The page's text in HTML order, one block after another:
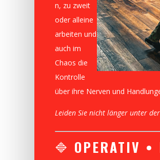
n, zu zweit
oder alleine
arbeiten und
auch im
Chaos die
Kontrolle
über ihre Nerven und
Leiden Sie nicht länger unter
🔷 OPERATIV •